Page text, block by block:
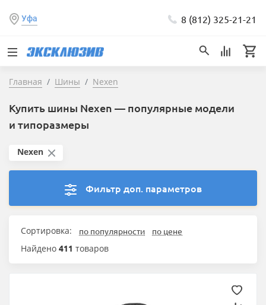
Уфа 8 (812) 325-21-21
Главная Шины Nexen
Купить шины Nexen — популярные модели
и типоразмеры
Nexen
Фильтр доп. параметров
Сортировка: по популярности по цене
Найдено 411 товаров